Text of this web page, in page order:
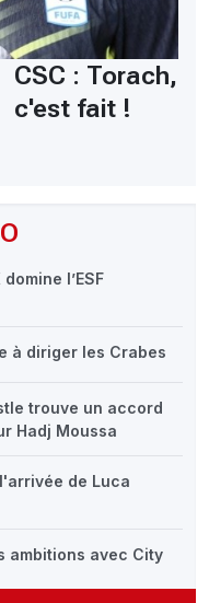
l’ESF
à diriger les Crabes
trouve un accord
Hadj Moussa
de Luca
ambitions avec City
CSC : Torach,
c'est fait !